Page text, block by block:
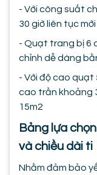
- Với công suất
30 giờ liên tục
- Quạt trang bị 6
chỉnh dễ dàng
- Với độ cao quạt
cao trần khoảng
15m2
Bảng lựa
và chiều dài ti
Nhằm đảm bảo